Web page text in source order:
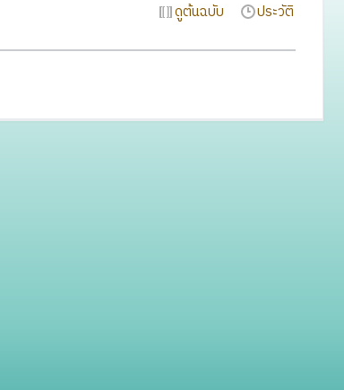
ดูต้นฉบับ ประวัติ